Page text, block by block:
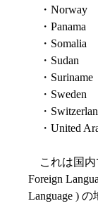
・Norway
・Panama
・Somalia
・Sudan
・Suriname
・Sweden
・
・United
これは国内
Foreign
Language )